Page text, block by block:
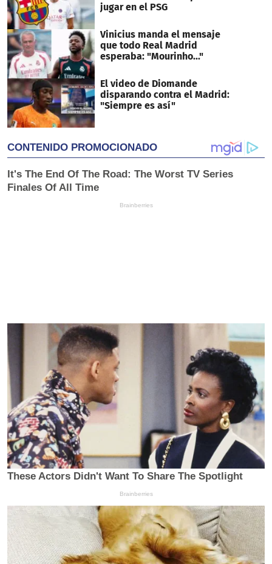
jugar en el PSG
Vinicius manda el mensaje
que todo Real Madrid
esperaba: "Mourinho..."
El video de Diomande
disparando contra el Madrid:
"Siempre es así"